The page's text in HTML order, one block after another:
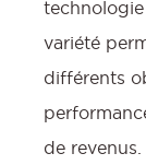
variété
différents
de revenus.